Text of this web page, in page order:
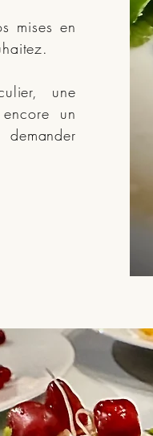
mises en
une
un